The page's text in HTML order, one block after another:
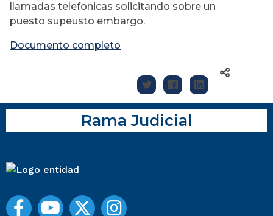
llamadas telefonicas solicitando sobre un
puesto supeusto embargo.
Documento completo
Rama Judicial